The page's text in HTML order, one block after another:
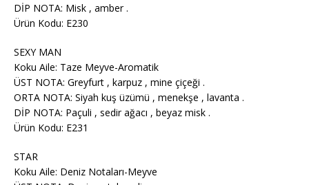
DİP NOTA: Misk , amber .
Ürün Kodu: E230
SEXY MAN
Koku Aile: Taze Meyve-Aromatik
ÜST NOTA: Greyfurt , karpuz , mine çiçeği .
ORTA NOTA: Siyah kuş üzümü , menekşe , lavanta .
DİP NOTA: Paçuli , sedir ağacı , beyaz misk .
Ürün Kodu: E231
STAR
Koku Aile: Deniz Notaları-Meyve